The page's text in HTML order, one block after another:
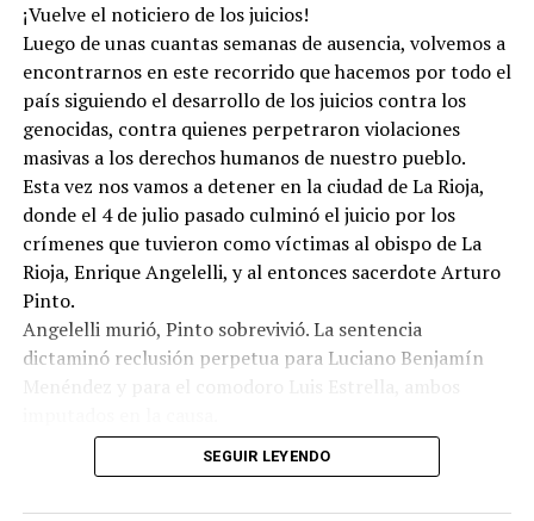
Para descargar los archivos:www.radiolavaca.org
El noticiero de los juicios es de reproducción libre y
gratuita para todas las emisoras que nos escriban a
infolavaca@yahoo.com.ar
¡Vuelve el noticiero de los juicios!
Luego de unas cuantas semanas de ausencia, volvemos a
encontrarnos en este recorrido que hacemos por todo el
país siguiendo el desarrollo de los juicios contra los
genocidas, contra quienes perpetraron violaciones
masivas a los derechos humanos de nuestro pueblo.
Esta vez nos vamos a detener en la ciudad de La Rioja,
donde el 4 de julio pasado culminó el juicio por los
crímenes que tuvieron como víctimas al obispo de La
Rioja, Enrique Angelelli, y al entonces sacerdote Arturo
Pinto.
Angelelli murió, Pinto sobrevivió. La sentencia
dictaminó reclusión perpetua para Luciano Benjamín
Además del veredicto, lo interesante del proceso judicial
fue que a lo largo de las audiencias, los testigos
SEGUIR LEYENDO